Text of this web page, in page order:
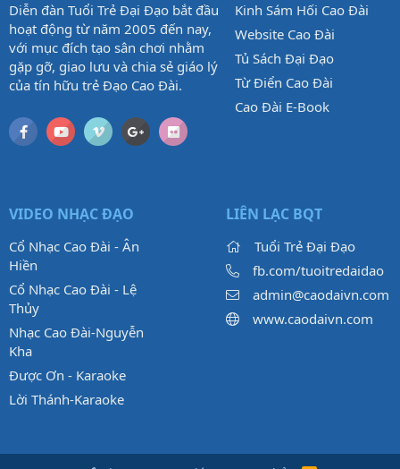
Diễn đàn Tuổi Trẻ Đại Đạo bắt đầu
hoạt động từ năm 2005 đến nay,
với mục đích tạo sân chơi nhằm
gặp gỡ, giao lưu và chia sẻ giáo lý
của tín hữu trẻ Đạo Cao Đài.
Kinh Sám Hối Cao Đài
Website Cao Đài
Tủ Sách Đại Đạo
Từ Điển Cao Đài
Cao Đài E-Book
VIDEO NHẠC ĐẠO
Cổ Nhạc Cao Đài - Ân
Hiền
Cổ Nhạc Cao Đài - Lệ
Thủy
Nhạc Cao Đài-Nguyễn
Kha
Được Ơn - Karaoke
Lời Thánh-Karaoke
LIÊN LẠC BQT
Tuổi Trẻ Đại Đạo
fb.com/tuoitredaidao
admin@caodaivn.com
www.caodaivn.com